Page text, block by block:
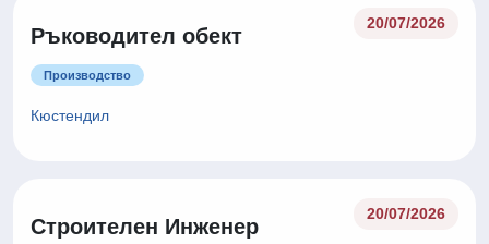
Ръководител обект
20/07/2026
Производство
Кюстендил
Строителен Инженер
20/07/2026